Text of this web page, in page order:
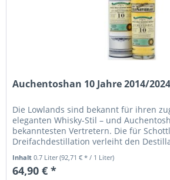
Auchentoshan 10 Jahre 2014/
Die Lowlands sind bekannt für ihren
eleganten Whisky-Stil – und
bekanntesten Vertretern. Die für
Dreifachdestillation verleiht den
Inhalt0.7 Liter(92,71 € * / 1 Liter)
64,90 € *